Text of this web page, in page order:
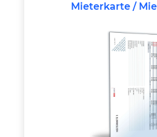
Mieterkarte /